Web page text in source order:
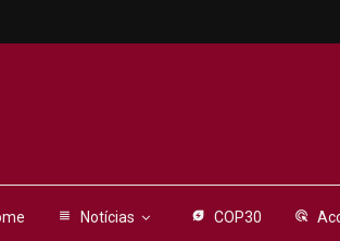
view_headline Notícias energy_savings_leaf COP30 ads_click